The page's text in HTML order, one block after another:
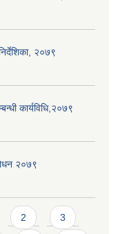
२०७९
कार्यविधि,२०७९
२०७९
2 3